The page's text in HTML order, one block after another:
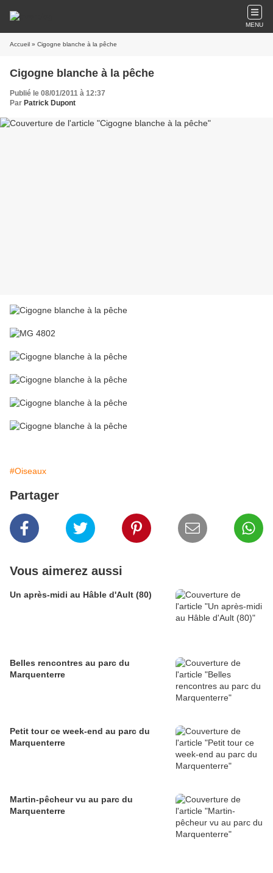
MENU
Accueil » Cigogne blanche à la pêche
Cigogne blanche à la pêche
Publié le 08/01/2011 à 12:37
Par Patrick Dupont
#Oiseaux
Partager
Vous aimerez aussi
Un après-midi au Hâble d'Ault (80)
Belles rencontres au parc du
Marquenterre
Petit tour ce week-end au parc du
Marquenterre
Martin-pêcheur vu au parc du
Marquenterre